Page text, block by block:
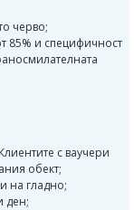
черво;
85% и специфичност
с ваучери
обект;
на гладно;
ден;